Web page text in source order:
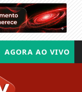
AGORA AO VIVO